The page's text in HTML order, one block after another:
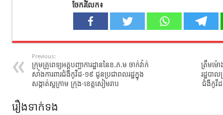
ចែករំលែក៖
Previous:
ក្រុមគ្រូពេទ្យអគ្គបញ្ជាការដ្ឋាននៃខ.ភ.ម ចាក់វ៉ាក់
សាំងការពារជំងឺកូវីដ-១៩ ជូនប្រជាពលរដ្ឋក្នុង
សង្កាត់ស្លក្រាម ក្រុង-ខេត្តសៀមរាប
ត្រឹមម៉ោ
រដ្ឋបា
ជំងឺកូវីដ
រឿងទាក់ទង